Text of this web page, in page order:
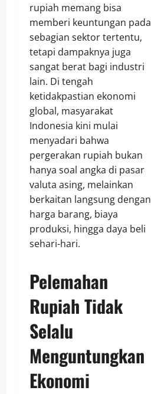
rupiah memang bisa
memberi keuntungan pada
sebagian sektor tertentu,
tetapi dampaknya juga
sangat berat bagi industri
lain. Di tengah
ketidakpastian ekonomi
global, masyarakat
Indonesia kini mulai
menyadari bahwa
pergerakan rupiah bukan
hanya soal angka di pasar
valuta asing, melainkan
berkaitan langsung dengan
harga barang, biaya
produksi, hingga daya beli
sehari-hari.
Pelemahan
Rupiah Tidak
Selalu
Menguntungkan
Ekonomi